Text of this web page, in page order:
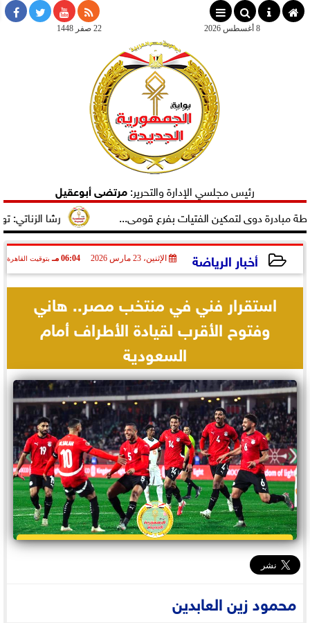
× 22 صفر 1448 8 أغسطس 2026
رئيس مجلسي الإدارة والتحرير:مرتضى أبوعقيل
رشا الزناتي: تهنئ دوى لتمكين الفتيات بفرع قومى...
أخبار الرياضة الإثنين، 23 مارس 2026 06:04 مـ بتوقيت القاهرة
استقرار فني في منتخب مصر.. هاني
وفتوح الأقرب لقيادة الأطراف أمام
السعودية
محمود زين العابدين